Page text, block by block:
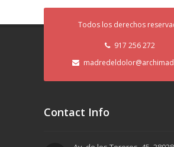
Todos los derechos
917 256 272
Contact Info